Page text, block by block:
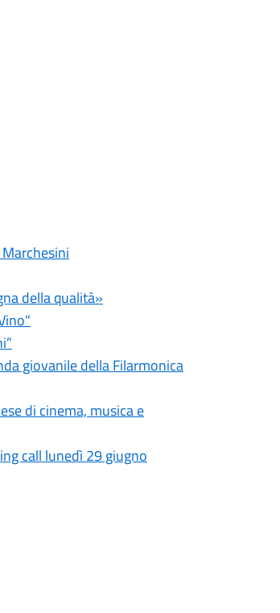
della qualità»
giovanile della Filarmonica
di cinema, musica e
call lunedì 29 giugno